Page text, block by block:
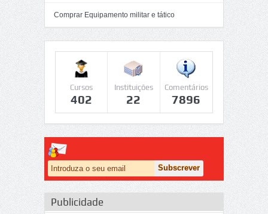
Comprar Equipamento militar e tático
Cursos
402
Instituições
22
Comentários
7896
Publicidade